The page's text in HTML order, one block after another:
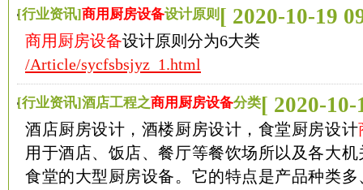
[行业资讯]商用厨房设备设计原则 [ 2020-10-19
商用厨房设备设计原则分为6大类
/Article/sycfsbsjyz_1.html
[行业资讯]酒店工程之商用厨房设备分类[ 2020-
酒店厨房设计，酒楼厨房设计，食堂厨房设计
用于酒店、饭店、餐厅等餐饮场所以及各大
食堂的大型厨房设备。它的特点是产品种类